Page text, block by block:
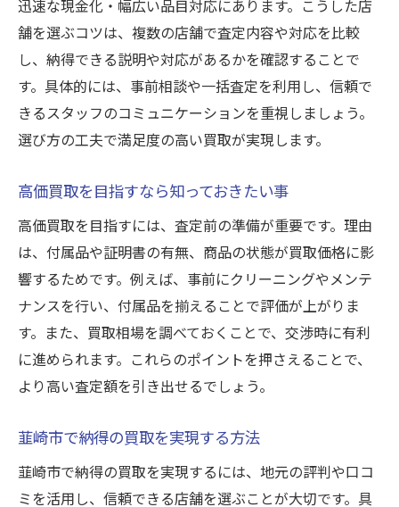
トラブルを避けるための契約内容確認
安易な即決を避けるべき理由と注意点
査定基準を理解して納得の買取を実現
高価買取に繋がる交渉術のポイント
納得できる買取体験を得るヒント集
買取の満足度を高めるコツと注意点
買取後のアフターフォローも要チェック
査定の疑問を事前に解消するポイント
地域密着型ならではの買取メリット
納得のいく買取でお得な体験を得る方法
買取に関する疑問や不安を解消する方法
買取によくある質問とその解決策
買取で不安を感じる方へのアドバイス
迅速な現金化・幅広い品目対応にあります。こうした店
舗を選ぶコツは、複数の店舗で査定内容や対応を比較
し、納得できる説明や対応があるかを確認することで
す。具体的には、事前相談や一括査定を利用し、信頼で
きるスタッフのコミュニケーションを重視しましょう。
選び方の工夫で満足度の高い買取が実現します。
高価買取を目指すなら知っておきたい事
高価買取を目指すには、査定前の準備が重要です。理由
は、付属品や証明書の有無、商品の状態が買取価格に影
響するためです。例えば、事前にクリーニングやメンテ
ナンスを行い、付属品を揃えることで評価が上がりま
す。また、買取相場を調べておくことで、交渉時に有利
に進められます。これらのポイントを押さえることで、
より高い査定額を引き出せるでしょう。
韮崎市で納得の買取を実現する方法
韮崎市で納得の買取を実現するには、地元の評判や口コ
ミを活用し、信頼できる店舗を選ぶことが大切です。具